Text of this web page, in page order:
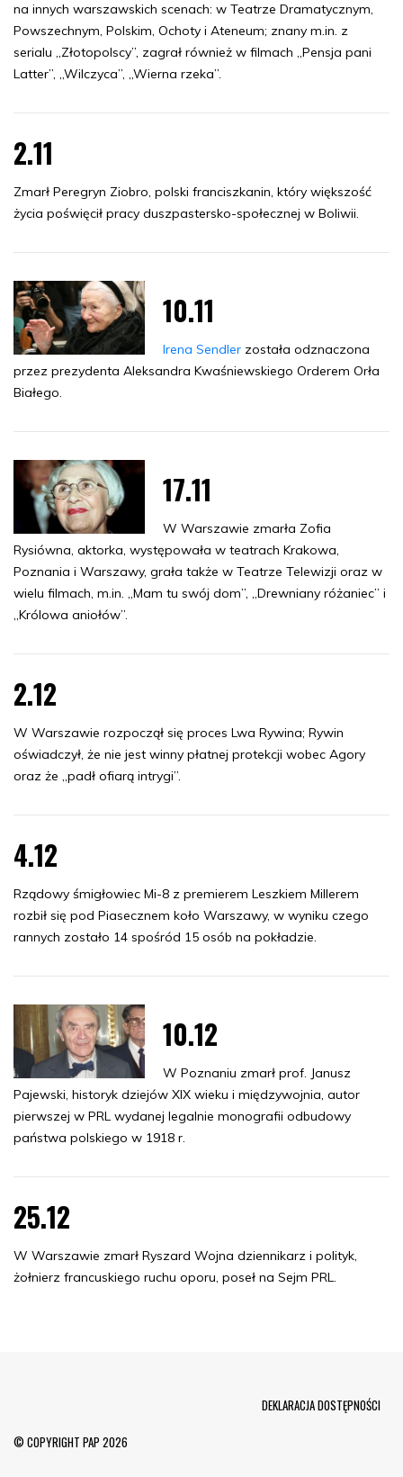
na innych warszawskich scenach: w Teatrze Dramatycznym,
Powszechnym, Polskim, Ochoty i Ateneum; znany m.in. z
serialu „Złotopolscy”, zagrał również w filmach „Pensja pani
Latter”, „Wilczyca”, „Wierna rzeka”.
2.11
Zmarł Peregryn Ziobro, polski franciszkanin, który większość
życia poświęcił pracy duszpastersko-społecznej w Boliwii.
10.11
Irena Sendler została odznaczona
przez prezydenta Aleksandra Kwaśniewskiego Orderem Orła
Białego.
17.11
W Warszawie zmarła Zofia
Rysiówna, aktorka, występowała w teatrach Krakowa,
Poznania i Warszawy, grała także w Teatrze Telewizji oraz w
wielu filmach, m.in. „Mam tu swój dom”, „Drewniany różaniec” i
„Królowa aniołów”.
2.12
W Warszawie rozpoczął się proces Lwa Rywina; Rywin
oświadczył, że nie jest winny płatnej protekcji wobec Agory
oraz że „padł ofiarą intrygi”.
4.12
Rządowy śmigłowiec Mi-8 z premierem Leszkiem Millerem
rozbił się pod Piasecznem koło Warszawy, w wyniku czego
rannych zostało 14 spośród 15 osób na pokładzie.
10.12
W Poznaniu zmarł prof. Janusz
Pajewski, historyk dziejów XIX wieku i międzywojnia, autor
pierwszej w PRL wydanej legalnie monografii odbudowy
państwa polskiego w 1918 r.
25.12
W Warszawie zmarł Ryszard Wojna dziennikarz i polityk,
żołnierz francuskiego ruchu oporu, poseł na Sejm PRL.
© COPYRIGHT PAP 2026
DEKLARACJA DOSTĘPNOŚCI